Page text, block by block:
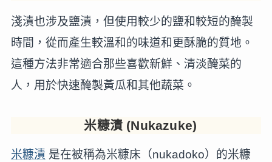
淺漬也涉及鹽漬，但使用較少的鹽和較短的醃製
時間，從而產生較溫和的味道和更酥脆的質地。
這種方法非常適合那些喜歡新鮮、清淡醃菜的
人，用於快速醃製黃瓜和其他蔬菜。
米糠漬 (Nukazuke)
米糠漬 是在被稱為米糠床（nukadoko）的米糠